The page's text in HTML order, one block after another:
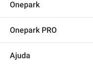
Onepark
Onepark PRO
Torne-se um membro
Ajuda